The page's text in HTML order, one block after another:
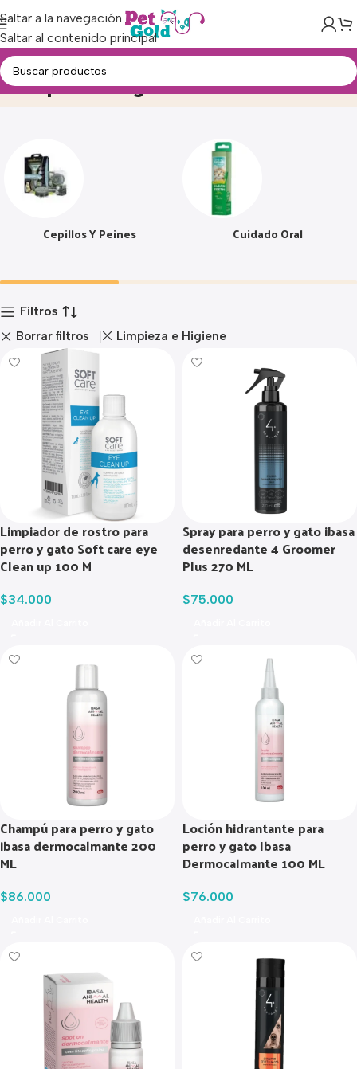
Saltar a la navegación
Saltar al contenido principal
Limpieza e higieneInicio Producto
Cepillos Y Peines Cuidado Oral
Filtros
Borrar filtros Limpieza e Higiene
Limpiador de rostro para
perro y gato Soft care eye
Clean up 100 M
$34.000
Spray para perro y gato ibasa
desenredante 4 Groomer
Plus 270 ML
$75.000
Champú para perro y gato
ibasa dermocalmante 200
ML
$86.000
Loción hidrantante para
perro y gato Ibasa
Dermocalmante 100 ML
$76.000